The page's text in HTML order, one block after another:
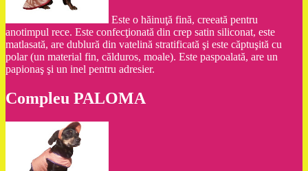
Este o hăinuţă fină, creeată pentru
anotimpul rece. Este confecţionată din crep satin siliconat, este
matlasată, are dublură din vatelină stratificată şi este căptuşită cu
polar (un material fin, călduros, moale). Este paspoalată, are un
papionaş şi un inel pentru adresier.
Compleu PALOMA